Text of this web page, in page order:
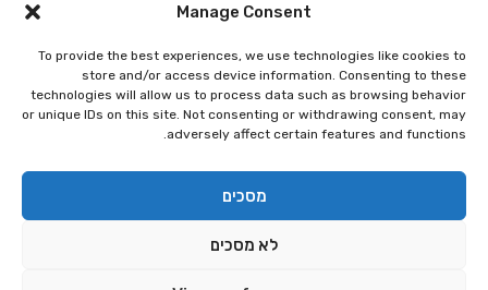
Manage Consent
To provide the best experiences, we use technologies like cookies to
store and/or access device information. Consenting to these
technologies will allow us to process data such as browsing behavior
or unique IDs on this site. Not consenting or withdrawing consent, may
adversely affect certain features and functions.
מסכים
לא מסכים